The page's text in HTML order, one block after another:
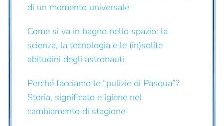
di un momento universale
Come si va in bagno nello spazio: la
scienza, la tecnologia e le (in)solite
abitudini degli astronauti
Perché facciamo le “pulizie di Pasqua”?
Storia, significato e igiene nel
cambiamento di stagione